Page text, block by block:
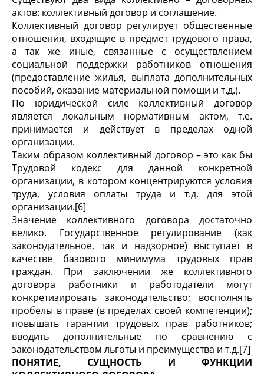
актов: коллективный договор и соглашение.
Коллективный договор регулирует общественные
отношения, входящие в предмет трудового права,
а так же иные, связанные с осуществлением
социальной поддержки работников отношения
(предоставление жилья, выплата дополнительных
пособий, оказание материальной помощи и т.д.).
По юридической силе коллективный договор
является локальным нормативным актом, т.е.
принимается и действует в пределах одной
организации.
Таким образом коллективный договор – это как бы
Трудовой кодекс для данной конкретной
организации, в котором концентрируются условия
труда, условия оплаты труда и т.д. для этой
организации.[6]
Значение коллективного договора достаточно
велико. Государственное регулирование (как
законодательное, так и надзорное) выступает в
качестве базового минимума трудовых прав
граждан. При заключении же коллективного
договора работники и работодатели могут
конкретизировать законодательство; восполнять
пробелы в праве (в пределах своей компетенции);
повышать гарантии трудовых прав работников;
вводить дополнительные по сравнению с
законодательством льготы и преимущества и т.д.[7]
ПОНЯТИЕ, СУЩНОСТЬ И ФУНКЦИИ